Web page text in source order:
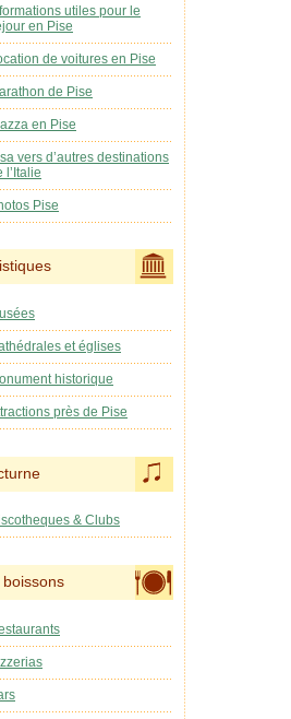
utiles pour le
en Pise
de voitures en Pise
de Pise
en Pise
vers d’autres destinations
l’Italie
Pise
et églises
historique
près de Pise
& Clubs